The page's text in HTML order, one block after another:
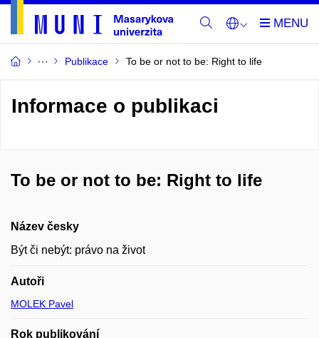
Publikace To be or not to be: Right to life
Informace o publikaci
To be or not to be: Right to life
Název česky
Být či nebýt: právo na život
Autoři
MOLEK Pavel
Rok publikování